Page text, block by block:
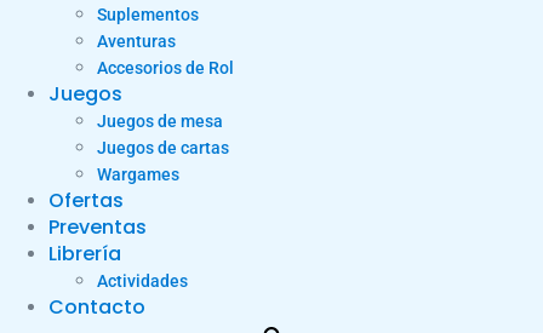
Suplementos
Aventuras
Accesorios de Rol
Juegos
Juegos de mesa
Juegos de cartas
Wargames
Ofertas
Preventas
Librería
Actividades
Contacto